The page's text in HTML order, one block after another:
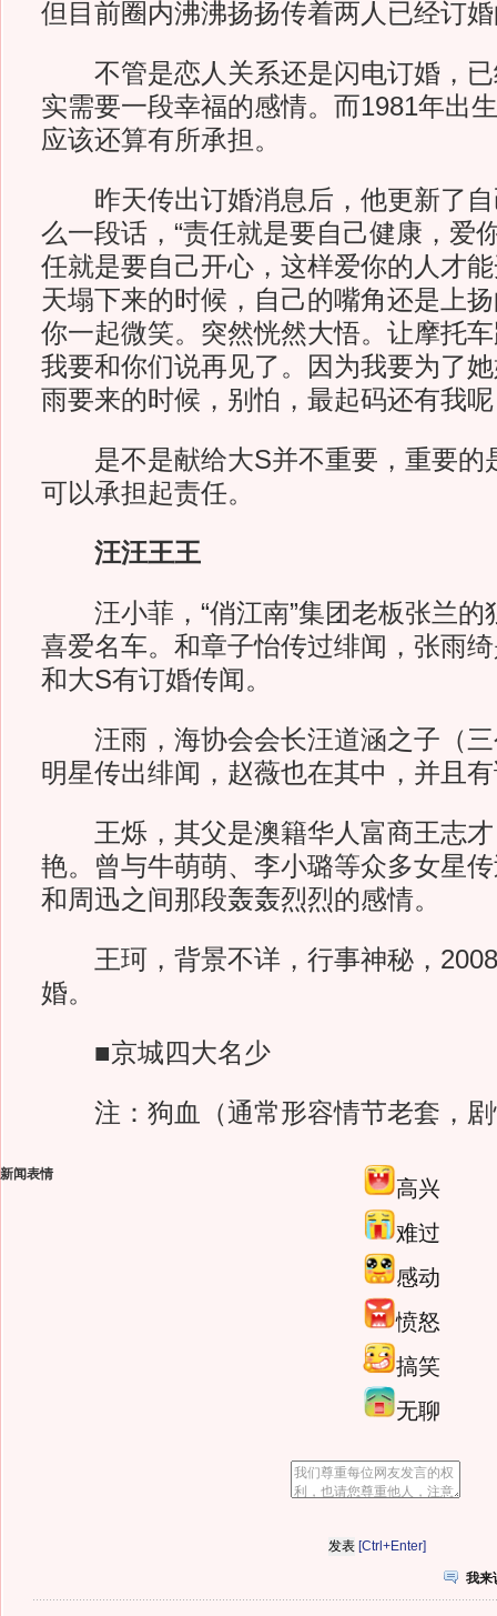
但目前圈内沸沸扬扬传着两人已经订
不管是恋人关系还是闪电订婚，已
实需要一段幸福的感情。而1981年出
应该还算有所承担。
昨天传出订婚消息后，他更新了自
么一段话，“责任就是要自己健康，爱
任就是要自己开心，这样爱你的人才
天塌下来的时候，自己的嘴角还是上
你一起微笑。突然恍然大悟。让摩托
我要和你们说再见了。因为我要为了
雨要来的时候，别怕，最起码还有我呢
是不是献给大S并不重要，重要的
可以承担起责任。
汪汪王王
汪小菲，“俏江南”集团老板张兰的
喜爱名车。和章子怡传过绯闻，张雨
和大S有订婚传闻。
汪雨，海协会会长汪道涵之子（三
明星传出绯闻，赵薇也在其中，并且
王烁，其父是澳籍华人富商王志才
艳。曾与牛萌萌、李小璐等众多女星
和周迅之间那段轰轰烈烈的感情。
王珂，背景不详，行事神秘，2008
婚。
■京城四大名少
注：狗血（通常形容情节老套，剧
新闻表情
高兴
难过
感动
愤怒
搞笑
无聊
[Ctrl+Enter]
我来